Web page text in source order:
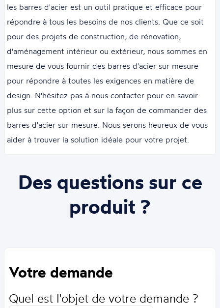
les barres d'acier est un outil pratique et efficace pour
répondre à tous les besoins de nos clients. Que ce soit
pour des projets de construction, de rénovation,
d'aménagement intérieur ou extérieur, nous sommes en
mesure de vous fournir des barres d'acier sur mesure
pour répondre à toutes les exigences en matière de
design. N'hésitez pas à nous contacter pour en savoir
plus sur cette option et sur la façon de commander des
barres d'acier sur mesure. Nous serons heureux de vous
aider à trouver la solution idéale pour votre projet.
Des questions sur ce
produit ?
Votre demande
Quel est l'objet de votre demande ?